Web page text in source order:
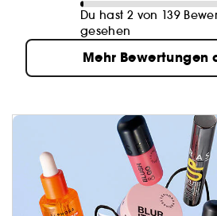
Du hast 2 von 139
gesehen
Mehr Bewertungen